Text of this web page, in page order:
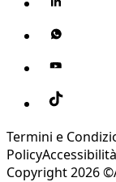
Termini e
PolicyAccessibilità
Copyright 2026